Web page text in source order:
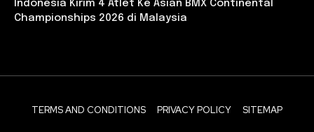
Indonesia Kirim 4 Atlet Ke Asian BMX Continental
Championships 2026 di Malaysia
TERMS AND CONDITIONS PRIVACY POLICY SITEMAP